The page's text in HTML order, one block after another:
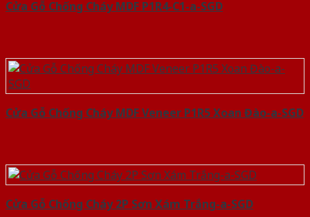
Cửa Gỗ Chống Cháy MDF P1R4-C1-a-SGD
Cửa Gỗ Chống Cháy MDF Veneer P1R5 Xoan Đào-a-SGD
Cửa Gỗ Chống Cháy 2P Sơn Xám Trắng-a-SGD